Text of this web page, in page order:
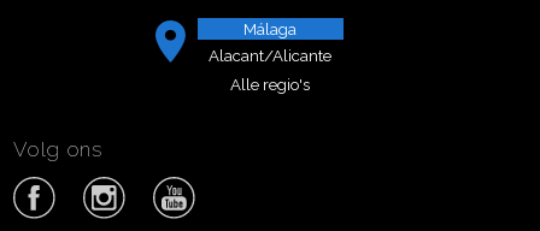
Málaga
Alacant/Alicante
Alle regio's
Volg ons